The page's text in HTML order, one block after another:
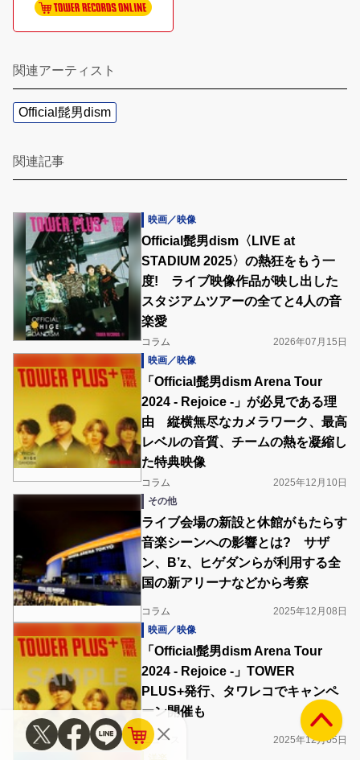
関連アーティスト
Official髭男dism
関連記事
映画／映像
Official髭男dism〈LIVE at
STADIUM 2025〉の熱狂をもう一
度! ライブ映像作品が映し出した
スタジアムツアーの全てと4人の音
楽愛
コラム
2026年07月15日
映画／映像
「Official髭男dism Arena Tour
2024 - Rejoice -」が必見である理
由 縦横無尽なカメラワーク、最高
レベルの音質、チームの熱を凝縮し
た特典映像
コラム
2025年12月10日
その他
ライブ会場の新設と休館がもたらす
音楽シーンへの影響とは? サザ
ン、B’z、ヒゲダンらが利用する全
国の新アリーナなどから考察
コラム
2025年12月08日
映画／映像
「Official髭男dism Arena Tour
2024 - Rejoice -」TOWER
PLUS+発行、タワレコでキャンペ
ーン開催も
ニュース
2025年12月05日